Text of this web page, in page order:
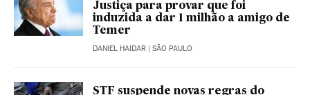
Justiça para provar que foi
induzida a dar 1 milhão a amigo de
Temer
DANIEL HAIDAR | SÃO PAULO
STF suspende novas regras do